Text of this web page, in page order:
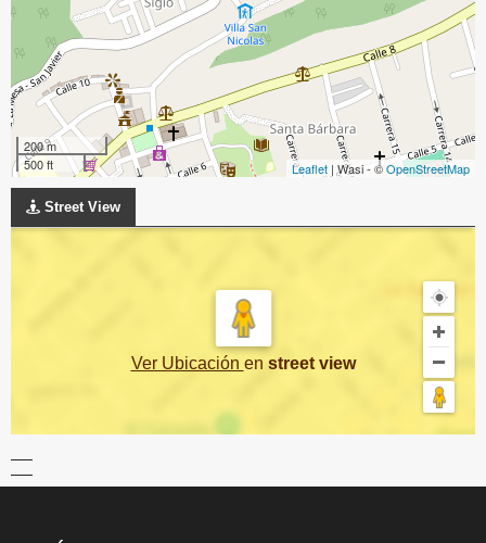
200 m
500 ft
Leaflet | Wasi - ©OpenStreetMap
Street View
Ver Ubicación en street view